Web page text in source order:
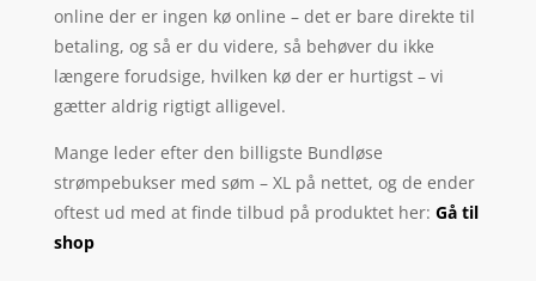
online der er ingen kø online – det er bare direkte til
betaling, og så er du videre, så behøver du ikke
længere forudsige, hvilken kø der er hurtigst – vi
gætter aldrig rigtigt alligevel.
Mange leder efter den billigste Bundløse
strømpebukser med søm – XL på nettet, og de ender
oftest ud med at finde tilbud på produktet her: Gå til
shop